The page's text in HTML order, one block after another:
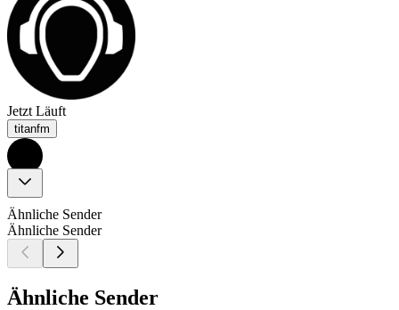
Jetzt Läuft
titanfm
Ähnliche Sender
Ähnliche Sender
Ähnliche Sender